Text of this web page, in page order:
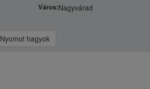
Város:Nagyvárad
Nyomot hagyok